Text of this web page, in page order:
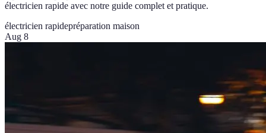
électricien rapide avec notre guide complet et pratique.
électricien rapidepréparation maison
Aug 8